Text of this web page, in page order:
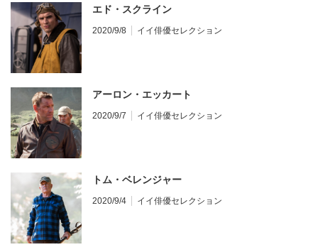
エド・スクライン
2020/9/8 イイ俳優セレクション
アーロン・エッカート
2020/9/7 イイ俳優セレクション
トム・ベレンジャー
2020/9/4 イイ俳優セレクション